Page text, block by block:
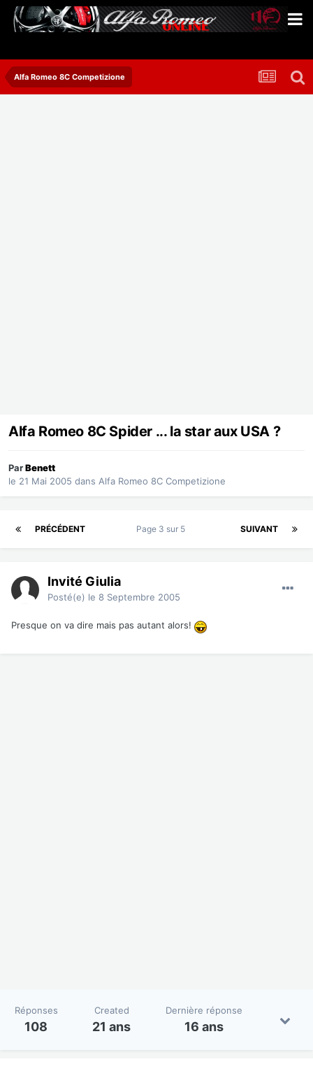
Alfa Romeo 8C Competizione
Alfa Romeo 8C Spider ... la star aux USA ?
ParBenett
le 21 Mai 2005 dans Alfa Romeo 8C Competizione
PRÉCÉDENT SUIVANT
Page 3 sur 5
Invité Giulia
Posté(e) le 8 Septembre 2005
Presque on va dire mais pas autant alors!
Réponses
108
Created
21 ans
Dernière réponse
16 ans